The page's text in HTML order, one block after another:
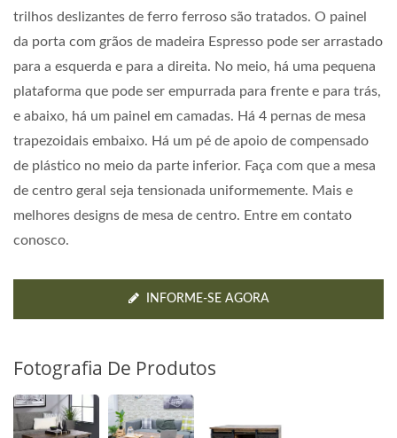
trilhos deslizantes de ferro ferroso são tratados. O painel
da porta com grãos de madeira Espresso pode ser arrastado
para a esquerda e para a direita. No meio, há uma pequena
plataforma que pode ser empurrada para frente e para trás,
e abaixo, há um painel em camadas. Há 4 pernas de mesa
trapezoidais embaixo. Há um pé de apoio de compensado
de plástico no meio da parte inferior. Faça com que a mesa
de centro geral seja tensionada uniformemente. Mais e
melhores designs de mesa de centro. Entre em contato
conosco.
INFORME-SE AGORA
Fotografia De Produtos